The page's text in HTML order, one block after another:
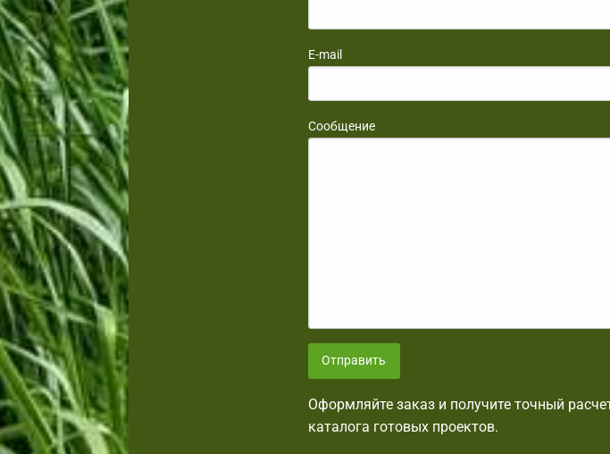
E-mail
Сообщение
Отправить
Оформляйте заказ и получите точный
каталога готовых проектов.